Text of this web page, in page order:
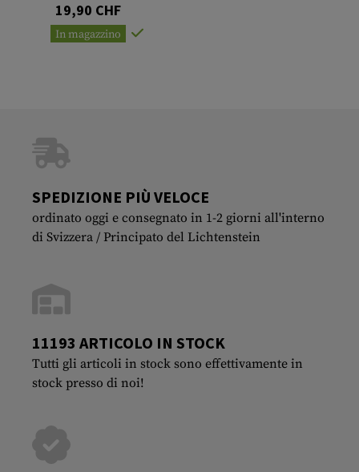
19,90 CHF
In magazzino
SPEDIZIONE PIÙ VELOCE
ordinato oggi e consegnato in 1-2 giorni all'interno
di Svizzera / Principato del Lichtenstein
11193 ARTICOLO IN STOCK
Tutti gli articoli in stock sono effettivamente in
stock presso di noi!